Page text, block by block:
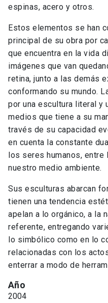
espinas, acero y otros.
Estos elementos se han
principal de su obra por
que encuentra en la vida
imágenes que van
retina, junto a las demás
conformando su mundo.
por una escultura literal y
medios que tiene a su
través de su capacidad
en cuenta la constante
los seres humanos,
nuestro medio ambiente.
Sus esculturas abarcan
tienen una tendencia
apelan a lo orgánico, a la
referente, entregando
lo simbólico como en lo
relacionadas con los
enterrar a modo de
Año
2004